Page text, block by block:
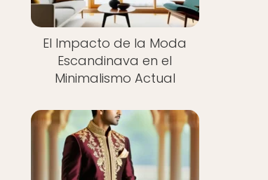
El Impacto de la Moda
Escandinava en el
Minimalismo Actual